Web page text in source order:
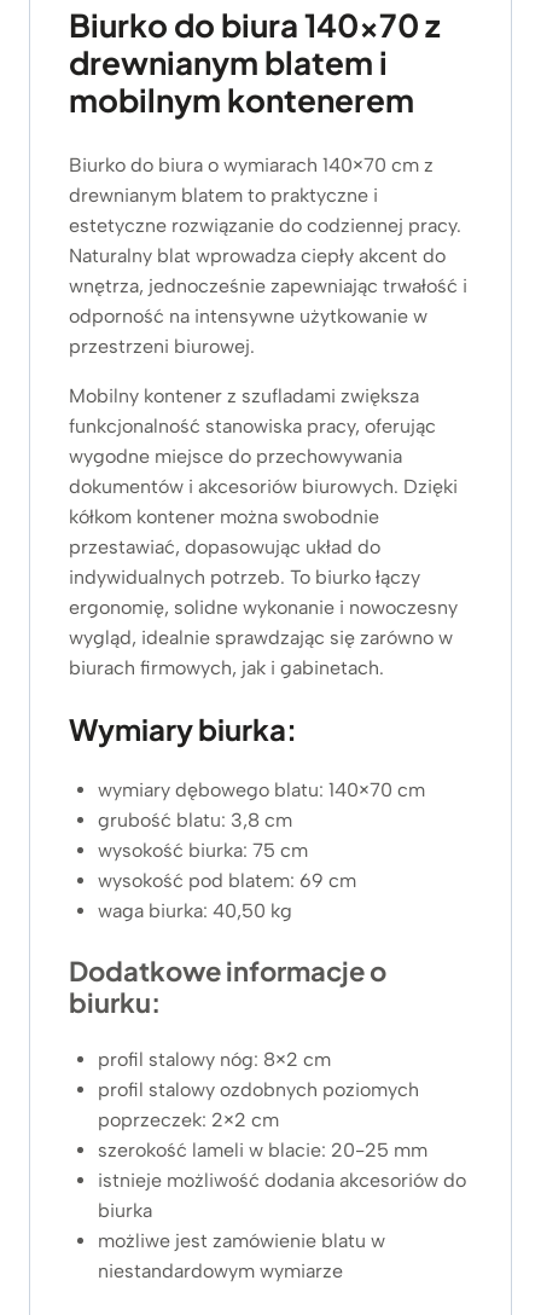
s
o
4
8
9
o
.
ł
Biurko do biura 140×70 z
drewnianym blatem i
mobilnym kontenerem
Biurko do biura o wymiarach 140×70 cm z
drewnianym blatem to praktyczne i
estetyczne rozwiązanie do codziennej pracy.
Naturalny blat wprowadza ciepły akcent do
wnętrza, jednocześnie zapewniając trwałość i
odporność na intensywne użytkowanie w
przestrzeni biurowej.
Mobilny kontener z szufladami zwiększa
funkcjonalność stanowiska pracy, oferując
wygodne miejsce do przechowywania
dokumentów i akcesoriów biurowych. Dzięki
kółkom kontener można swobodnie
przestawiać, dopasowując układ do
indywidualnych potrzeb. To biurko łączy
ergonomię, solidne wykonanie i nowoczesny
wygląd, idealnie sprawdzając się zarówno w
biurach firmowych, jak i gabinetach.
Wymiary biurka:
wymiary dębowego blatu: 140×70 cm
grubość blatu: 3,8 cm
wysokość biurka: 75 cm
wysokość pod blatem: 69 cm
waga biurka: 40,50 kg
Dodatkowe informacje o
biurku:
profil stalowy nóg: 8×2 cm
profil stalowy ozdobnych poziomych
poprzeczek: 2×2 cm
szerokość lameli w blacie: 20-25 mm
istnieje możliwość dodania akcesoriów do
biurka
możliwe jest zamówienie blatu w
niestandardowym wymiarze